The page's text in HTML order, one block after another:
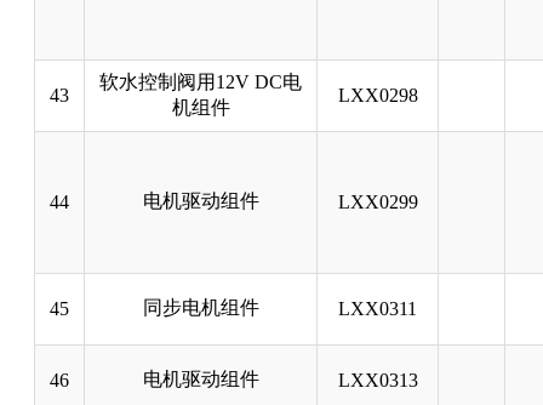
43
软水控制阀用12V DC电
机组件
LXX0298
44 电机驱动组件 LXX0299
45 同步电机组件 LXX0311
46 电机驱动组件 LXX0313